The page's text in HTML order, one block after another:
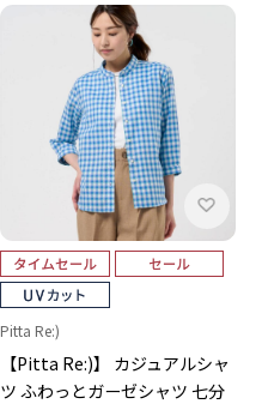
Pitta Re:)
【Pitta Re:)】 カジュアルシャ
ツ ふわっとガーゼシャツ 七分